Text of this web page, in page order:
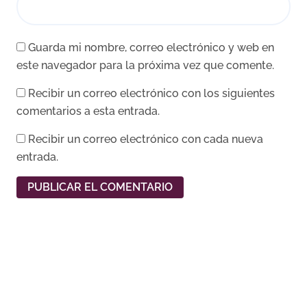
Guarda mi nombre, correo electrónico y web en
este navegador para la próxima vez que comente.
Recibir un correo electrónico con los siguientes
comentarios a esta entrada.
Recibir un correo electrónico con cada nueva
entrada.